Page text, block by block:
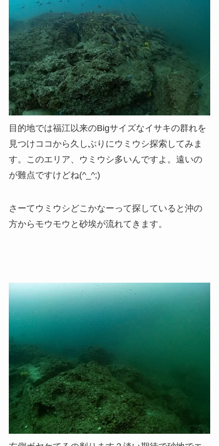
目的地では福江以来のBigサイズなイサキの群れを
見つけココから久しぶりにウミウシ探索してみま
す。このエリア、ウミウシ多いんですよ。遠いの
が難点ですけどね(^_^;)
さーてウミウシどこかなーって探していると沖の
方からモウモウと砂埃が流れてきます。